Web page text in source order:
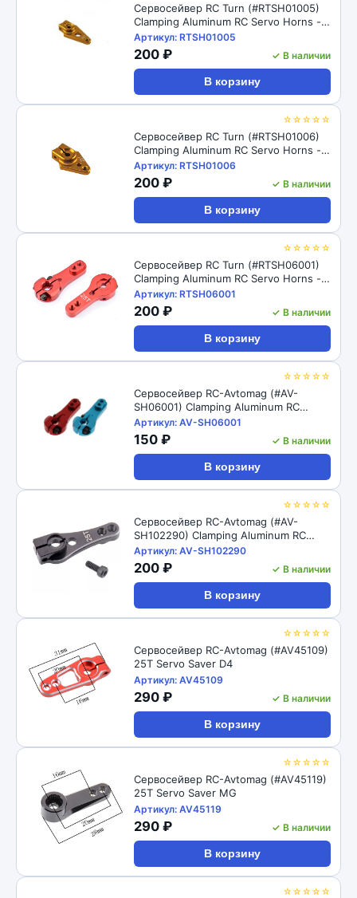
Сервосейвер RC Turn (#RTSH01005)
Clamping Aluminum RC Servo Horns -
25T 30mm, L=18.5mm
Артикул: RTSH01005
200 ₽ ✓ В наличии
В корзину
☆☆☆☆☆
Сервосейвер RC Turn (#RTSH01006)
Clamping Aluminum RC Servo Horns -
25T 25mm, L=13mm, Gold
Артикул: RTSH01006
200 ₽ ✓ В наличии
В корзину
☆☆☆☆☆
Сервосейвер RC Turn (#RTSH06001)
Clamping Aluminum RC Servo Horns -
25T 35mm, L=19/23mm
Артикул: RTSH06001
200 ₽ ✓ В наличии
В корзину
☆☆☆☆☆
Сервосейвер RC-Avtomag (#AV-
SH06001) Clamping Aluminum RC
Servo Horns - 25T 35mm, L=19/23mm
Артикул: AV-SH06001
150 ₽ ✓ В наличии
В корзину
☆☆☆☆☆
Сервосейвер RC-Avtomag (#AV-
SH102290) Clamping Aluminum RC
Servo Horns - 25T 35mm, L=19/23mm
Артикул: AV-SH102290
200 ₽ ✓ В наличии
В корзину
☆☆☆☆☆
Сервосейвер RC-Avtomag (#AV45109)
25T Servo Saver D4
Артикул: AV45109
290 ₽ ✓ В наличии
В корзину
☆☆☆☆☆
Сервосейвер RC-Avtomag (#AV45119)
25T Servo Saver MG
Артикул: AV45119
290 ₽ ✓ В наличии
В корзину
☆☆☆☆☆